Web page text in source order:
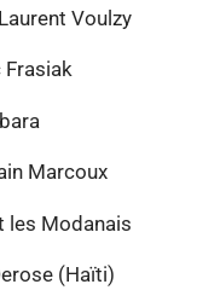
Voulzy
Frasiak
Marcoux
les Modanais
(Haïti)